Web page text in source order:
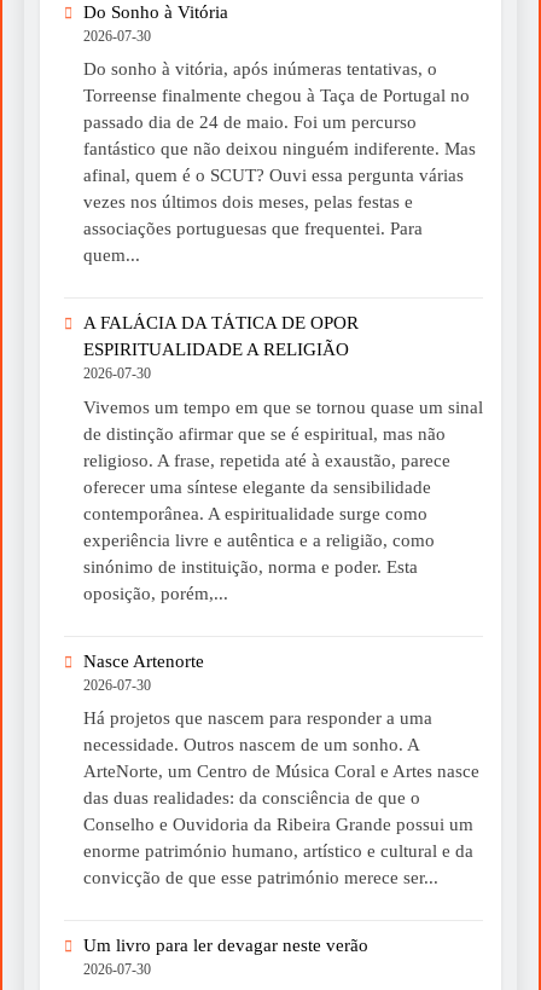
Do Sonho à Vitória
2026-07-30
Do sonho à vitória, após inúmeras tentativas, o
Torreense finalmente chegou à Taça de Portugal no
passado dia de 24 de maio. Foi um percurso
fantástico que não deixou ninguém indiferente. Mas
afinal, quem é o SCUT? Ouvi essa pergunta várias
vezes nos últimos dois meses, pelas festas e
associações portuguesas que frequentei. Para
quem...
A FALÁCIA DA TÁTICA DE OPOR
ESPIRITUALIDADE A RELIGIÃO
2026-07-30
Vivemos um tempo em que se tornou quase um sinal
de distinção afirmar que se é espiritual, mas não
religioso. A frase, repetida até à exaustão, parece
oferecer uma síntese elegante da sensibilidade
contemporânea. A espiritualidade surge como
experiência livre e autêntica e a religião, como
sinónimo de instituição, norma e poder. Esta
oposição, porém,...
Nasce Artenorte
2026-07-30
Há projetos que nascem para responder a uma
necessidade. Outros nascem de um sonho. A
ArteNorte, um Centro de Música Coral e Artes nasce
das duas realidades: da consciência de que o
Conselho e Ouvidoria da Ribeira Grande possui um
enorme património humano, artístico e cultural e da
convicção de que esse património merece ser...
Um livro para ler devagar neste verão
2026-07-30